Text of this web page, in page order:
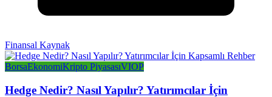
Finansal Kaynak
BorsaEkonomiKripto PiyasasıVIOP
Hedge Nedir? Nasıl Yapılır? Yatırımcılar İçin